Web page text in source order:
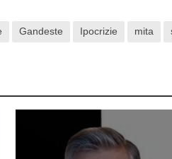
Gandeste Ipocrizie mita